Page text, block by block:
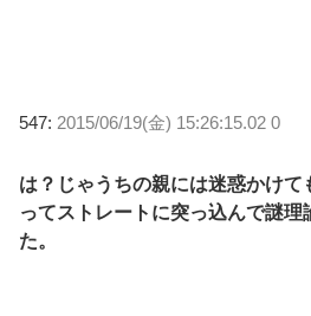
547: 2015/06/19(金) 15:26:15.02 0
は？じゃうちの親には迷惑かけて
ってストレートに突っ込んで謎理
た。